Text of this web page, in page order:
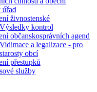
úřad
živnostenské
Výsledky kontrol
občanskosprávních agend
Vidimace a legalizace - pro
starosty obcí
přestupků
služby